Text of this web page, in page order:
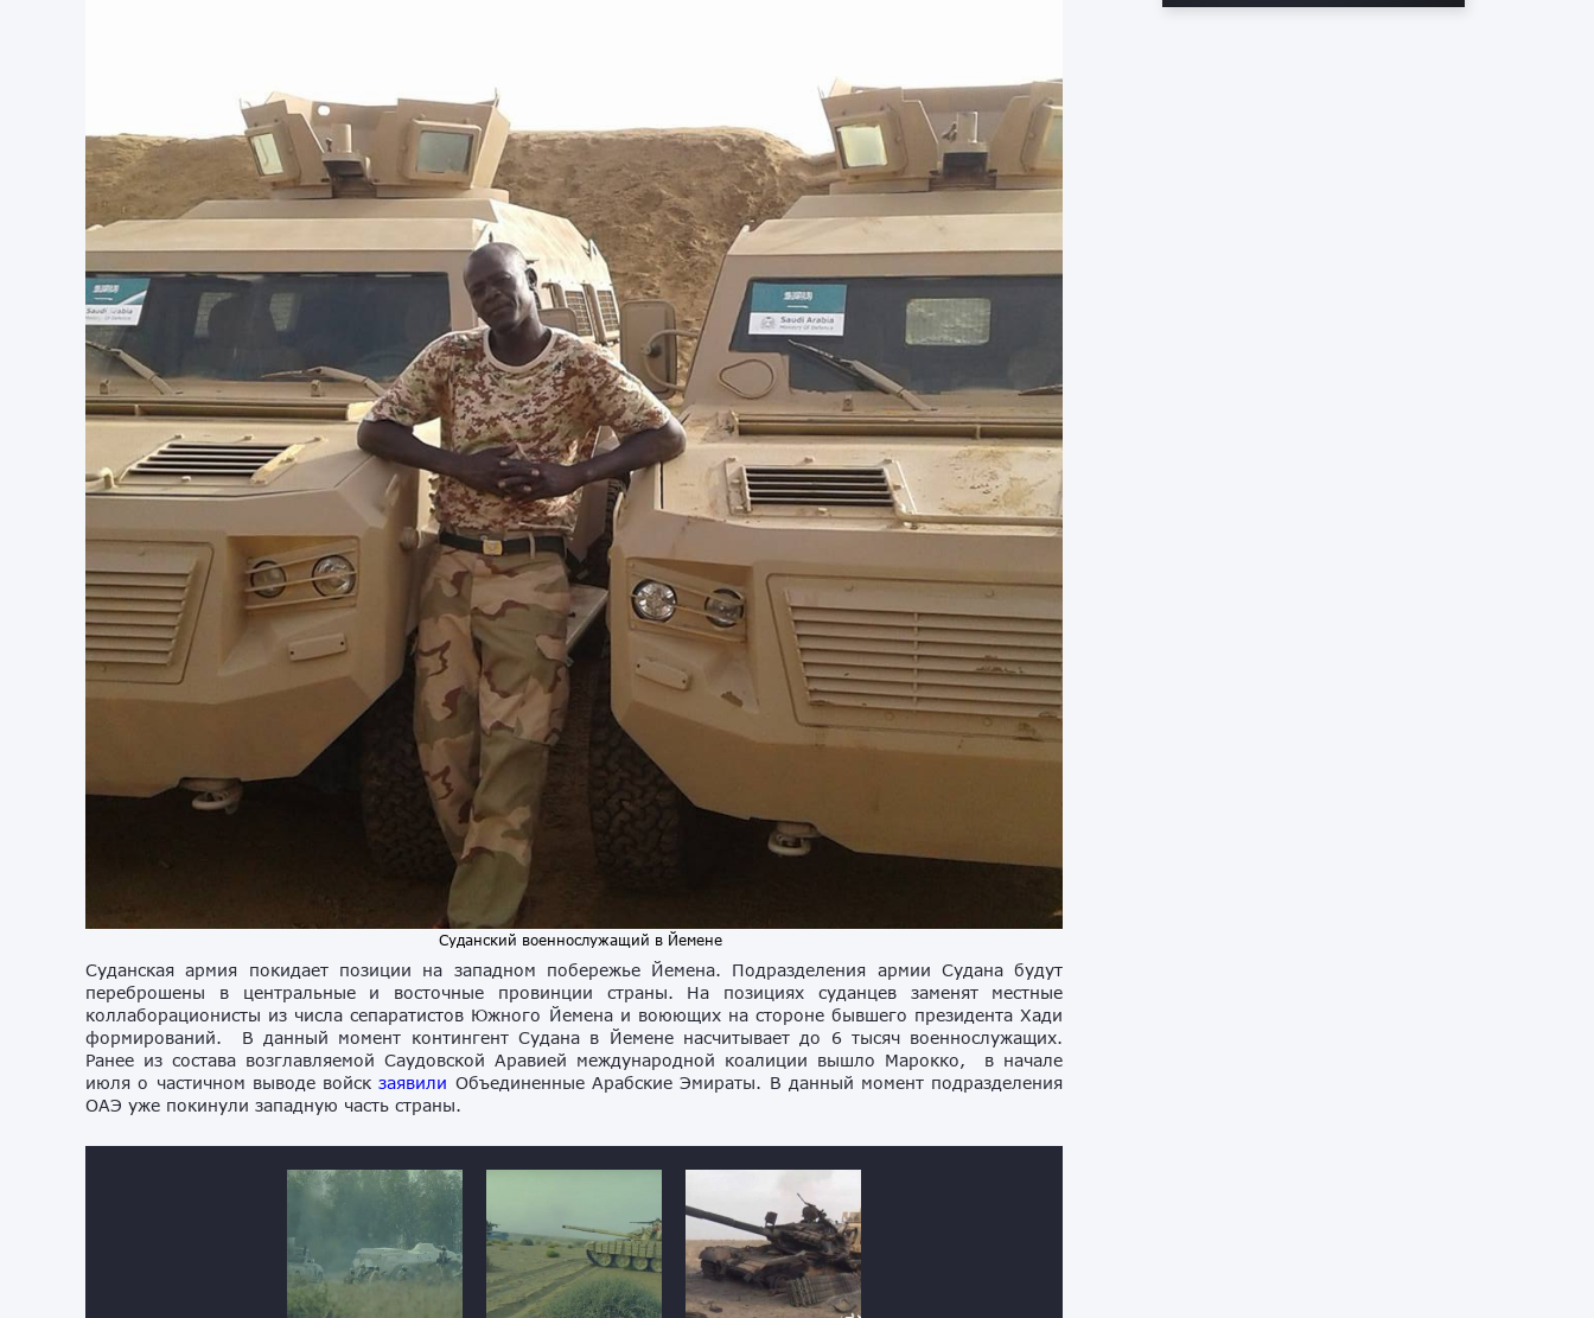
Суданский военнослужащий в Йемене
Суданская армия покидает позиции на западном побережье Йемена. Подразделения армии Судана будут
переброшены в центральные и восточные провинции страны. На позициях суданцев заменят местные
коллаборационисты из числа сепаратистов Южного Йемена и воюющих на стороне бывшего президента Хади
формирований. В данный момент контингент Судана в Йемене насчитывает до 6 тысяч военнослужащих.
Ранее из состава возглавляемой Саудовской Аравией международной коалиции вышло Марокко, в начале
июля о частичном выводе войскзаявили Объединенные Арабские Эмираты. В данный момент подразделения
ОАЭ уже покинули западную часть страны.